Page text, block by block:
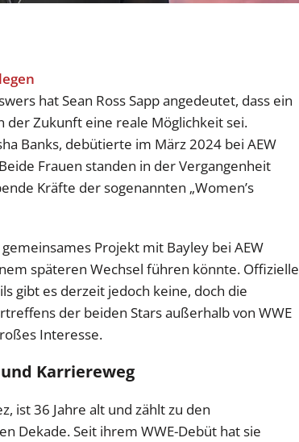
hat Sean Ross Sapp angedeutet, dass ein
der Zukunft eine reale Möglichkeit sei.
Banks, debütierte im März 2024 bei AEW
Frauen standen in der Vergangenheit
Kräfte der sogenannten „Women’s
Projekt mit Bayley bei AEW
späteren Wechsel führen könnte. Offizielle
gibt es derzeit jedoch keine, doch die
der beiden Stars außerhalb von WWE
Interesse.
und Karriereweg
ist 36 Jahre alt und zählt zu den
Dekade. Seit ihrem WWE-Debüt hat sie